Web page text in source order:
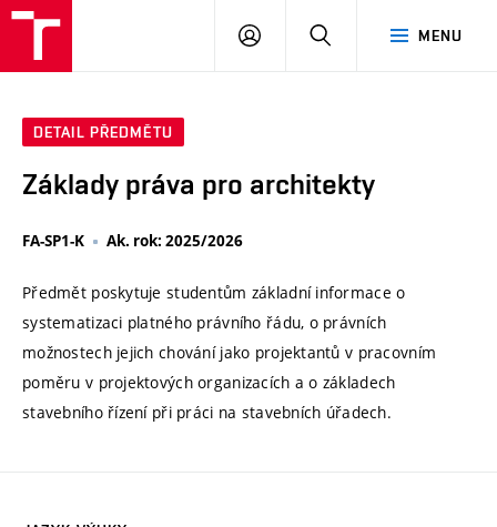
MENU
PŘIHLÁSIT
DETAIL PŘEDMĚTU
Základy práva pro architekty
FA-SP1-K Ak. rok: 2025/2026
Předmět poskytuje studentům základní informace o
systematizaci platného právního řádu, o právních
možnostech jejich chování jako projektantů v pracovním
poměru v projektových organizacích a o základech
stavebního řízení při práci na stavebních úřadech.